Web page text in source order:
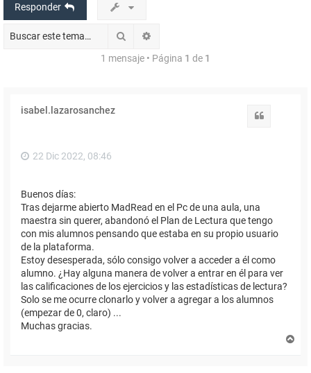
Responder
Buscar
1 mensaje • Página 1 de 1
isabel.lazarosanchez
22 Dic 2022, 08:46
Buenos días:
Tras dejarme abierto MadRead en el Pc de una aula, una
maestra sin querer, abandonó el Plan de Lectura que tengo
con mis alumnos pensando que estaba en su propio usuario
de la plataforma.
Estoy desesperada, sólo consigo volver a acceder a él como
alumno. ¿Hay alguna manera de volver a entrar en él para ver
las calificaciones de los ejercicios y las estadísticas de lectura?
Solo se me ocurre clonarlo y volver a agregar a los alumnos
(empezar de 0, claro) ...
Muchas gracias.